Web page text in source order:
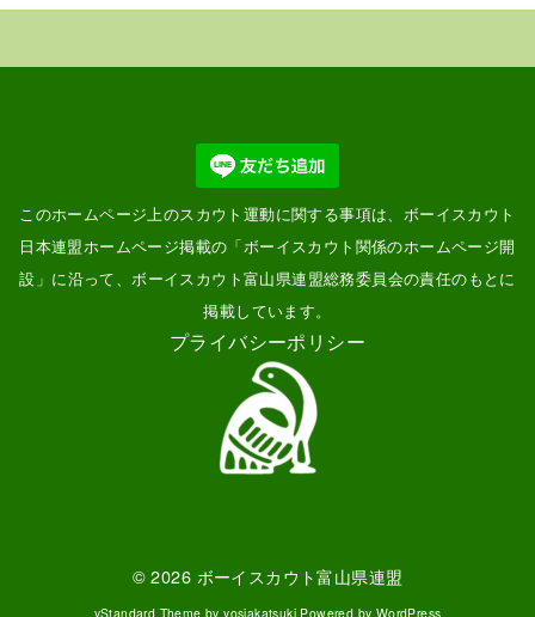
このホームページ上のスカウト運動に関する事項は、ボーイスカウト
日本連盟ホームページ掲載の「ボーイスカウト関係のホームページ開
設 」に沿って、ボーイスカウト富山県連盟総務委員会の責任のもとに
掲載しています。
プライバシーポリシー
© 2026 ボーイスカウト富山県連盟
yStandard Theme byyosiakatsuki Powered by WordPress